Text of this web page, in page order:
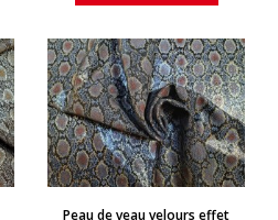
APERÇU RAPIDE
Peau de veau velours effet